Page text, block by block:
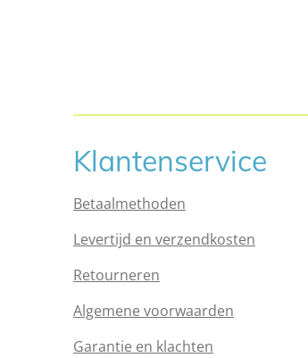
Klantenservice
Betaalmethoden
Levertijd en verzendkosten
Retourneren
Algemene voorwaarden
Garantie en klachten